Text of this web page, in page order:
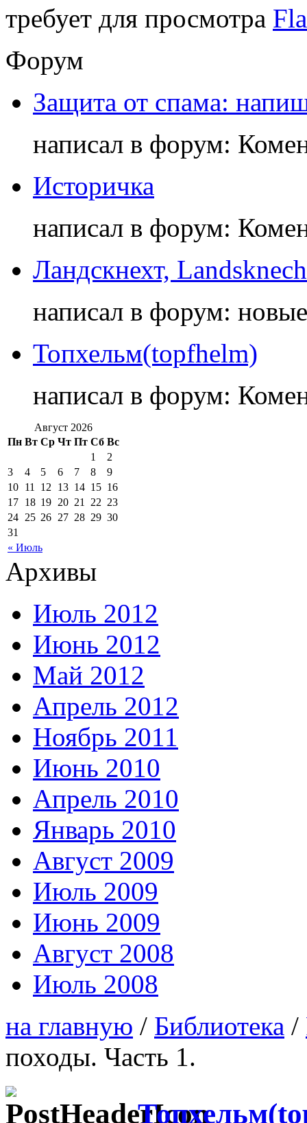
требует для просмотра
Форум
Защита от спама:
написал в форум:
Историчка
написал в форум:
Ландскнехт,
написал в форум:
Топхельм(topfhelm)
написал в форум:
Август 2026
Пн Вт Ср Чт Пт Сб Вс
« Июль
1
2
3
4 5 6 7 8
9
10 11 12 13 14 15 16
17 18 19 20 21 22 23
24 25 26 27 28 29 30
31
Архивы
Июль 2012
Июнь 2012
Май 2012
Апрель 2012
Ноябрь 2011
Июнь 2010
Апрель 2010
Январь 2010
Август 2009
Июль 2009
Июнь 2009
Август 2008
Июль 2008
на главную / Библиотека /
походы. Часть 1.